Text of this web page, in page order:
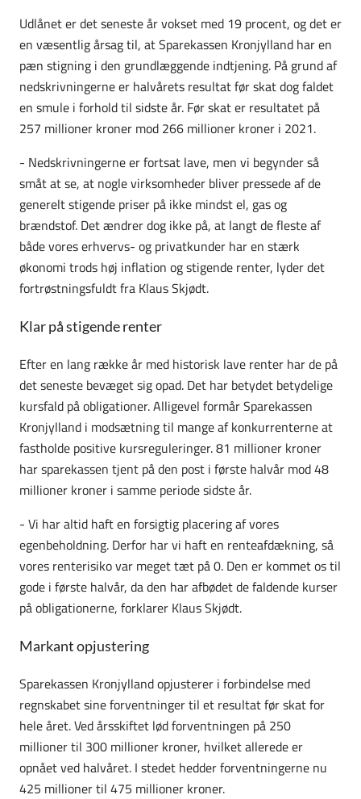
Udlånet er det seneste år vokset med 19 procent, og det er
en væsentlig årsag til, at Sparekassen Kronjylland har en
pæn stigning i den grundlæggende indtjening. På grund af
nedskrivningerne er halvårets resultat før skat dog faldet
en smule i forhold til sidste år. Før skat er resultatet på
257 millioner kroner mod 266 millioner kroner i 2021.
- Nedskrivningerne er fortsat lave, men vi begynder så
småt at se, at nogle virksomheder bliver pressede af de
generelt stigende priser på ikke mindst el, gas og
brændstof. Det ændrer dog ikke på, at langt de fleste af
både vores erhvervs- og privatkunder har en stærk
økonomi trods høj inflation og stigende renter, lyder det
fortrøstningsfuldt fra Klaus Skjødt.
Klar på stigende renter
Efter en lang række år med historisk lave renter har de på
det seneste bevæget sig opad. Det har betydet betydelige
kursfald på obligationer. Alligevel formår Sparekassen
Kronjylland i modsætning til mange af konkurrenterne at
fastholde positive kursreguleringer. 81 millioner kroner
har sparekassen tjent på den post i første halvår mod 48
millioner kroner i samme periode sidste år.
- Vi har altid haft en forsigtig placering af vores
egenbeholdning. Derfor har vi haft en renteafdækning, så
vores renterisiko var meget tæt på 0. Den er kommet os til
gode i første halvår, da den har afbødet de faldende kurser
på obligationerne, forklarer Klaus Skjødt.
Markant opjustering
Sparekassen Kronjylland opjusterer i forbindelse med
regnskabet sine forventninger til et resultat før skat for
hele året. Ved årsskiftet lød forventningen på 250
millioner til 300 millioner kroner, hvilket allerede er
opnået ved halvåret. I stedet hedder forventningerne nu
425 millioner til 475 millioner kroner.